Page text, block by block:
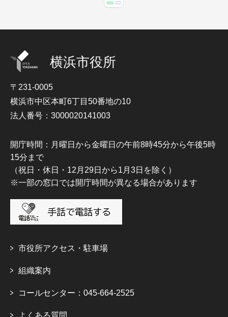
横浜市役所
〒231-0005
横浜市中区本町6丁目50番地の10
法人番号：3000020141003
開庁時間：月曜日から金曜日の午前8時45分から午後5時
15分まで
（祝日・休日・12月29日から1月3日を除く）
※一部の窓口では開庁時間が異なる場合があります
市役所アクセス・駐車場
組織案内
コールセンター：045-664-2525
よくある質問